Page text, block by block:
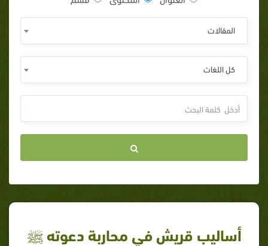
المقالات
كل اللغات
أساليب قريش في محاربة دعوته ﷺ